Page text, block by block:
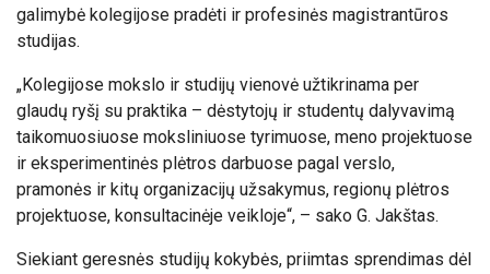
galimybė kolegijose pradėti ir profesinės magistrantūros
studijas.
„Kolegijose mokslo ir studijų vienovė užtikrinama per
glaudų ryšį su praktika – dėstytojų ir studentų dalyvavimą
taikomuosiuose moksliniuose tyrimuose, meno projektuose
ir eksperimentinės plėtros darbuose pagal verslo,
pramonės ir kitų organizacijų užsakymus, regionų plėtros
projektuose, konsultacinėje veikloje“, – sako G. Jakštas.
Siekiant geresnės studijų kokybės, priimtas sprendimas dėl